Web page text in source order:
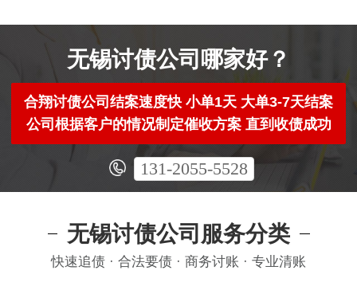
无锡讨债公司哪家好？
合翔讨债公司结案速度快 小单1天 大单3-7天结案
公司根据客户的情况制定催收方案 直到收债成功
131-2055-5528
无锡讨债公司服务分类
快速追债 · 合法要债 · 商务讨账 · 专业清账